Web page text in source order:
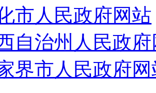
市人民政府网站
自治州人民政
界市人民政府网